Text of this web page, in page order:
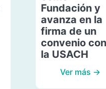
Fundación y
avanza en la
firma de un
convenio con
la USACH
Ver más →